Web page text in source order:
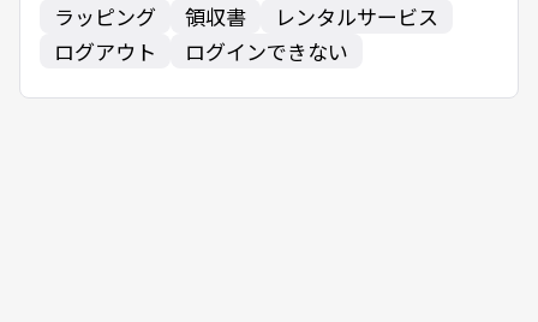
ラッピング
領収書
レンタルサービス
ログアウト
ログインできない